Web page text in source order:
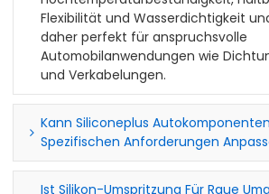
Flexibilität und Wasserdichtigkeit
daher perfekt für anspruchsvolle
Automobilanwendungen wie
und Verkabelungen.
Kann Siliconeplus
Spezifischen Anforderungen
Ist Silikon-Umspritzung Für Raue